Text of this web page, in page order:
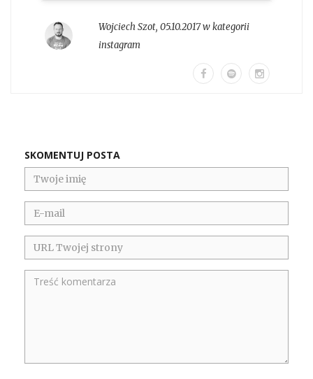
Wojciech Szot,05.10.2017 w kategorii
instagram
SKOMENTUJ POSTA